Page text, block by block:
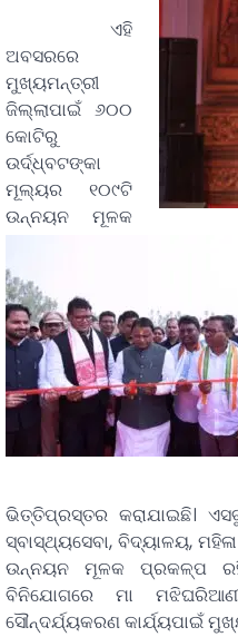
ଏହି
ଅବସରରେ
ମୁଖ୍ୟମନ୍ତ୍ରୀ
ଜିଲ୍ଲାପାଇଁ ୬୦୦
କୋଟିରୁ
ଉର୍ଦ୍ଧ୍ବଟଙ୍କା
ମୂଲ୍ୟର ୧୦୯ଟି
ଉନ୍ନୟନ ମୂଳକ
ଭିତ୍ତିପ୍ରସ୍ତର କରାଯାଇଛି।
ସ୍ବାସ୍ଥ୍ୟସେବା, ବିଦ୍ୟାଳୟ,
ଉନ୍ନୟନ ମୂଳକ ପ୍ରକଳ୍ପ
ବିନିଯୋଗରେ ମା
ସୌନ୍ଦର୍ଯ୍ୟକରଣ କାର୍ଯ୍ୟପାଇଁ